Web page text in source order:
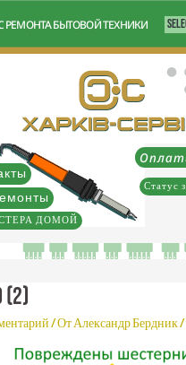
РЕМОНТА БЫТОВОЙ ТЕХНИКИ
ДОМОЙ
Статус
(2)
/ ОтАлександр Бердник/